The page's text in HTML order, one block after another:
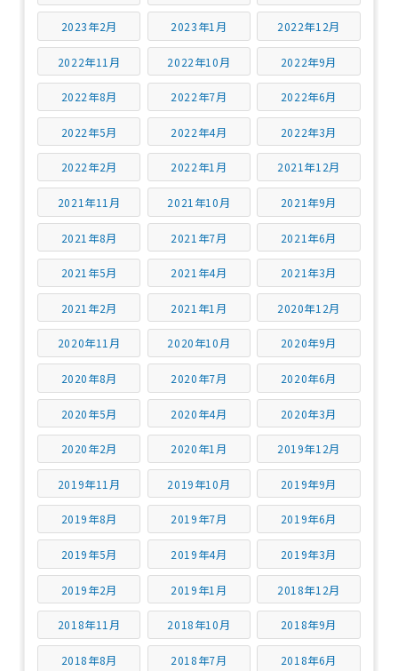
2023年2月 2023年1月 2022年12月
2022年11月 2022年10月 2022年9月
2022年8月 2022年7月 2022年6月
2022年5月 2022年4月 2022年3月
2022年2月 2022年1月 2021年12月
2021年11月 2021年10月 2021年9月
2021年8月 2021年7月 2021年6月
2021年5月 2021年4月 2021年3月
2021年2月 2021年1月 2020年12月
2020年11月 2020年10月 2020年9月
2020年8月 2020年7月 2020年6月
2020年5月 2020年4月 2020年3月
2020年2月 2020年1月 2019年12月
2019年11月 2019年10月 2019年9月
2019年8月 2019年7月 2019年6月
2019年5月 2019年4月 2019年3月
2019年2月 2019年1月 2018年12月
2018年11月 2018年10月 2018年9月
2018年8月 2018年7月 2018年6月